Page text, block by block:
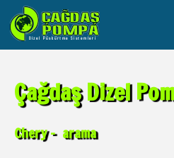
Çağdaş Dizel
Chery - arama